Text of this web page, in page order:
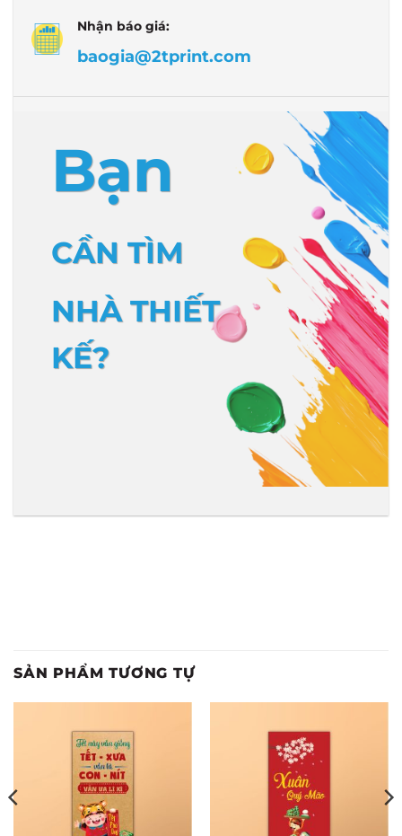
Nhận báo giá:
baogia@2tprint.com
Bạn
CẦN TÌM
NHÀ THIẾT
KẾ?
SẢN PHẨM TƯƠNG TỰ